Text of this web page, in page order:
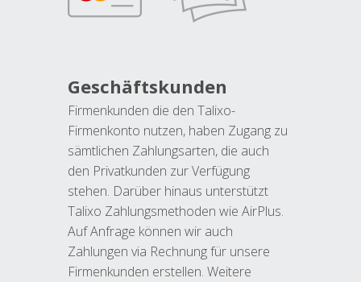
Geschäftskunden
Firmenkunden die den Talixo-
Firmenkonto nutzen, haben Zugang zu
sämtlichen Zahlungsarten, die auch
den Privatkunden zur Verfügung
stehen. Darüber hinaus unterstützt
Talixo Zahlungsmethoden wie AirPlus.
Auf Anfrage können wir auch
Zahlungen via Rechnung für unsere
Firmenkunden erstellen. Weitere